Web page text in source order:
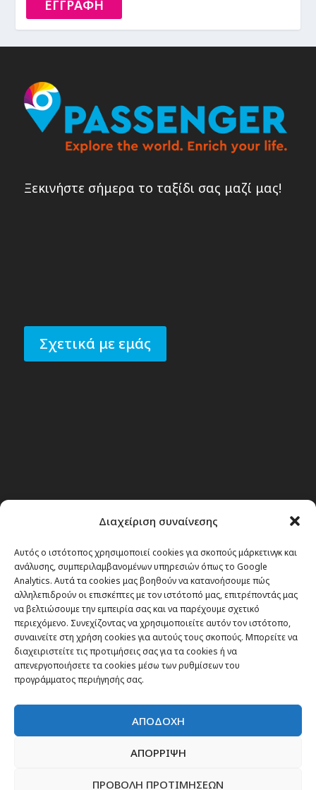
Διαχείριση συναίνεσης
Αυτός ο ιστότοπος χρησιμοποιεί cookies για σκοπούς μάρκετινγκ και
ανάλυσης, συμπεριλαμβανομένων υπηρεσιών όπως το Google
Analytics. Αυτά τα cookies μας βοηθούν να κατανοήσουμε πώς
αλληλεπιδρούν οι επισκέπτες με τον ιστότοπό μας, επιτρέποντάς μας
να βελτιώσουμε την εμπειρία σας και να παρέχουμε σχετικό
περιεχόμενο. Συνεχίζοντας να χρησιμοποιείτε αυτόν τον ιστότοπο,
συναινείτε στη χρήση cookies για αυτούς τους σκοπούς. Μπορείτε να
διαχειριστείτε τις προτιμήσεις σας για τα cookies ή να
απενεργοποιήσετε τα cookies μέσω των ρυθμίσεων του
προγράμματος περιήγησής σας.
ΑΠΟΔΟΧΗ
ΑΠΟΡΡΙΨΗ
ΠΡΟΒΟΛΗ ΠΡΟΤΙΜΗΣΕΩΝ
ΕΓΓΡΑΦΗ
Ξεκινήστε σήμερα το ταξίδι σας μαζί μας!
Σχετικά με εμάς